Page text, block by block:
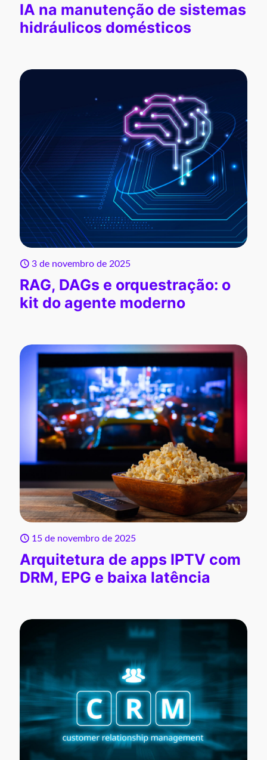
IA na manutenção de sistemas
hidráulicos domésticos
3 de novembro de 2025
RAG, DAGs e orquestração: o
kit do agente moderno
15 de novembro de 2025
Arquitetura de apps IPTV com
DRM, EPG e baixa latência